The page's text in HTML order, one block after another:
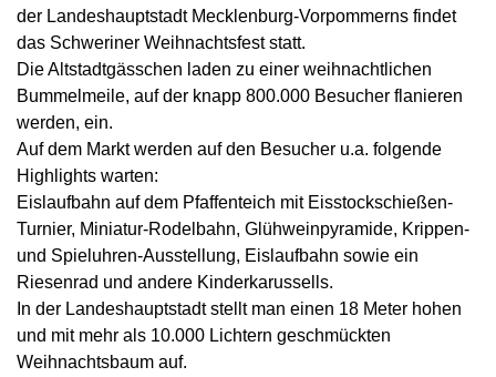
der Landeshauptstadt Mecklenburg-Vorpommerns findet
das Schweriner Weihnachtsfest statt.
Die Altstadtgässchen laden zu einer weihnachtlichen
Bummelmeile, auf der knapp 800.000 Besucher flanieren
werden, ein.
Auf dem Markt werden auf den Besucher u.a. folgende
Highlights warten:
Eislaufbahn auf dem Pfaffenteich mit Eisstockschießen-
Turnier, Miniatur-Rodelbahn, Glühweinpyramide, Krippen-
und Spieluhren-Ausstellung, Eislaufbahn sowie ein
Riesenrad und andere Kinderkarussells.
In der Landeshauptstadt stellt man einen 18 Meter hohen
und mit mehr als 10.000 Lichtern geschmückten
Weihnachtsbaum auf.